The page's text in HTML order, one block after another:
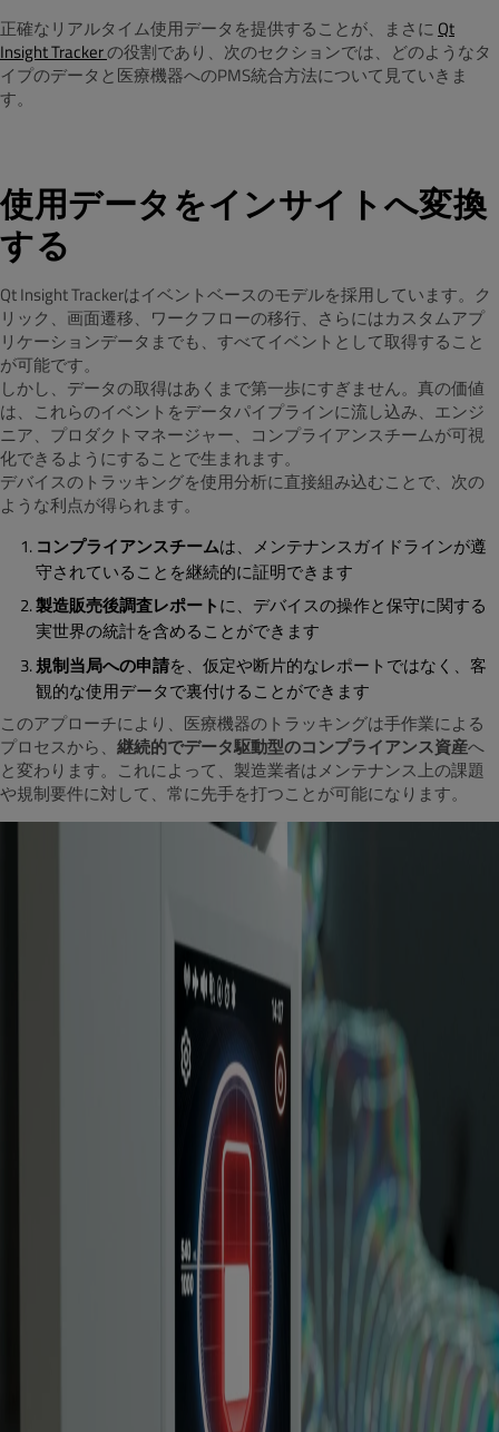
正確なリアルタイム使用データを提供することが、まさに Qt
Insight Trackerの役割であり、次のセクションでは、どのようなタ
イプのデータと医療機器へのPMS統合方法について見ていきま
す。
使用データをインサイトへ変換
する
Qt Insight Trackerはイベントベースのモデルを採用しています。ク
リック、画面遷移、ワークフローの移行、さらにはカスタムアプ
リケーションデータまでも、すべてイベントとして取得すること
が可能です。
しかし、データの取得はあくまで第一歩にすぎません。真の価値
は、これらのイベントをデータパイプラインに流し込み、エンジ
ニア、プロダクトマネージャー、コンプライアンスチームが可視
化できるようにすることで生まれます。
デバイスのトラッキングを使用分析に直接組み込むことで、次の
ような利点が得られます。
コンプライアンスチームは、メンテナンスガイドラインが遵
守されていることを継続的に証明できます
製造販売後調査レポートに、デバイスの操作と保守に関する
実世界の統計を含めることができます
規制当局への申請を、仮定や断片的なレポートではなく、客
観的な使用データで裏付けることができます
このアプローチにより、医療機器のトラッキングは手作業による
プロセスから、 継続的でデータ駆動型のコンプライアンス資産へ
と変わります。これによって、製造業者はメンテナンス上の課題
や規制要件に対して、常に先手を打つことが可能になります。